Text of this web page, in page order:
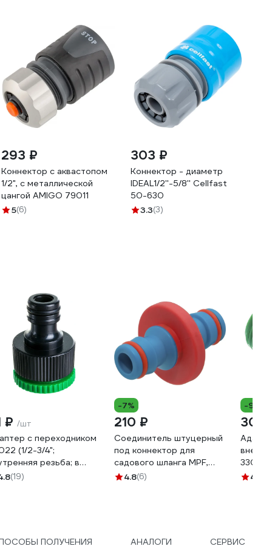
293 ₽
Коннектор с аквастопом
1/2", с металлической
цангой AMIGO 79011
5(6)
303 ₽
Коннектор - диаметр
IDEAL1/2''-5/8'' Cellfast
50-630
3.3(3)
₽ /шт
с переходником
(1/2-3/4";
резьба; в
Park 002714
(19)
-7%
210 ₽
Соединитель штуцерный
под коннектор для
садового шланга MPF,
двойник, пластик/резина
4.8(6)
-9%
30
4.8
ПОЛУЧЕНИЯ АНАЛОГИ СЕРВИС